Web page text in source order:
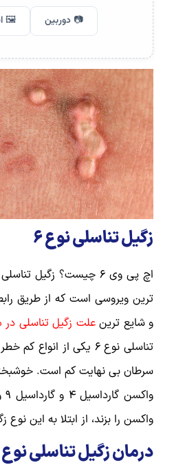
📷 دوربین 🖼️
زگیل تناسلی نوع 6
ترین ویروسی است که از طریق
و شایع ترینعلت زگیل تناسلی در
تناسلی نوع 6 یکی از
واکسن را بزند، از ابتلا به این
درمان زگیل تناسلی نوع 6